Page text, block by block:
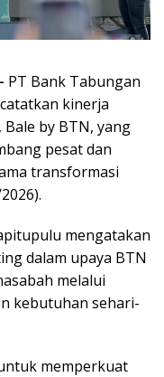
PT Bank Tabungan
kinerja
by BTN, yang
pesat dan
transformasi
mengatakan
dalam upaya BTN
melalui
kebutuhan sehari-
memperkuat